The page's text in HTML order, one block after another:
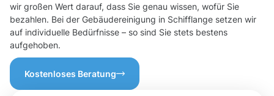
wir großen Wert darauf, dass Sie genau wissen, wofür Sie
bezahlen. Bei der Gebäudereinigung in Schifflange setzen wir
auf individuelle Bedürfnisse – so sind Sie stets bestens
aufgehoben.
Kostenloses Beratung